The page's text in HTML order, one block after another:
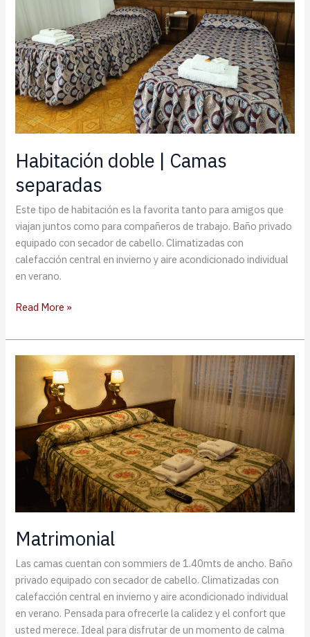
Habitación doble | Camas
separadas
Este tipo de habitación es la favorita tanto para amigos que
viajan juntos como para compañeros de trabajo. Baño privado
equipado con secador de cabello. Climatizadas con
calefacción central en invierno y aire acondicionado individual
en verano.
Habitación
|
Camas
separadas
Read More »
Matrimonial
Las camas cuentan con sommiers de 1.40mts de ancho. Baño
privado equipado con secador de cabello. Climatizadas con
calefacción central en invierno y aire acondicionado individual
en verano. Pensada para ofrecerle la calidez y el confort que
usted merece. Ideal para disfrutar de un momento de calma